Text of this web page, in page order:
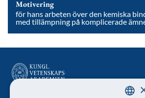
Motivering
för hans arbeten över den kemiska
med tillämpning på komplicerade